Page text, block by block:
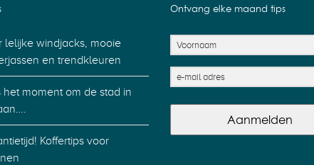
lelijke windjacks, mooie
en trendkleuren
het moment om de stad in
Koffertips voor
Ontvang elke maand tips
Aanmelden